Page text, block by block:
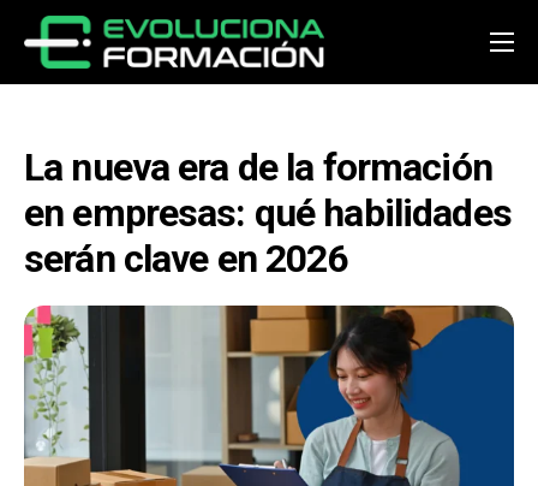
Inicio
Cursos
Preguntas y respuestas
Contacto
Acceder
La nueva era de la formación
en empresas: qué habilidades
serán clave en 2026